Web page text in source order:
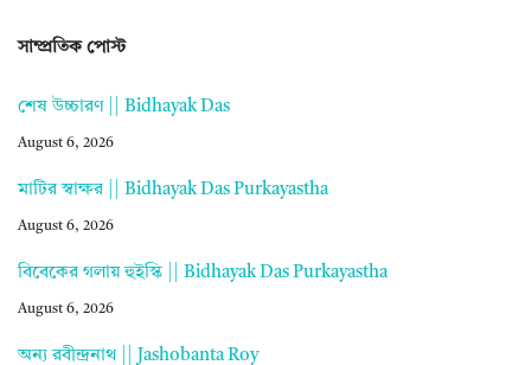
সাম্প্রতিক পোস্ট
শেষ উচ্চারণ || Bidhayak Das
August 6, 2026
মাটির স্বাক্ষর || Bidhayak Das Purkayastha
August 6, 2026
বিবেকের গলায় হুইস্কি || Bidhayak Das Purkayastha
August 6, 2026
অন্য রবীন্দ্রনাথ || Jashobanta Roy